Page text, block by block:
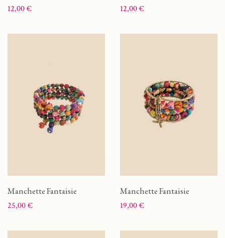
Prix
12,00 € Prix
12,00 €
Manchette Fantaisie
Prix
25,00 €
Manchette Fantaisie
Prix
19,00 €